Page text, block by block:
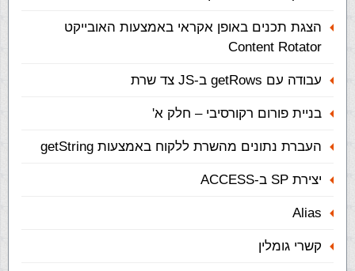
הצגת תכנים באופן אקראי באמצעות האובייקט
Content Rotator
עבודה עם getRows ב-JS צד שרת
בניית פורום רקורסיבי – חלק א'
העברת נתונים מהשרת ללקוח באמצעות getString
יצירת SP ב-ACCESS
Alias
קשרי גומלין